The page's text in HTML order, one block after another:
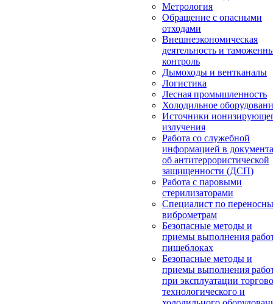
Метрология
Обращение с опасными
отходами
Внешнеэкономическая
деятельность и
контроль
Дымоходы и вентканалы
Логистика
Лесная промышленность
Холодильное
Источники
излучения
Работа со служебной
информацией в
об антитеррористической
защищенности (ДСП)
Работа с паровыми
стерилизаторами
Специалист по
виброметрам
Безопасные методы и
приемы выполнения
пищеблоках
Безопасные методы и
приемы выполнения
при эксплуатации
технологического и